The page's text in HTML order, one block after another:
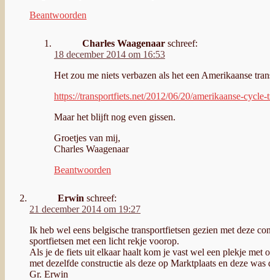
Beantwoorden
Charles Waagenaar schreef:
18 december 2014 om 16:53
Het zou me niets verbazen als het een Amerikaanse
https://transportfiets.net/2012/06/20/amerikaanse-cycle-
Maar het blijft nog even gissen.
Groetjes van mij,
Charles Waagenaar
Beantwoorden
Erwin schreef:
21 december 2014 om 19:27
Ik heb wel eens belgische transportfietsen gezien met deze
sportfietsen met een licht rekje voorop.
Als je de fiets uit elkaar haalt kom je vast wel een plekje met
met dezelfde constructie als deze op Marktplaats en deze was
Gr. Erwin